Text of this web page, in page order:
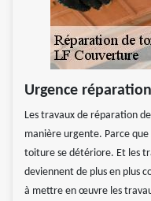
Urgence
Les travaux de réparation
manière urgente. Parce que
toiture se détériore. Et les
deviennent de plus en plus
à mettre en œuvre les